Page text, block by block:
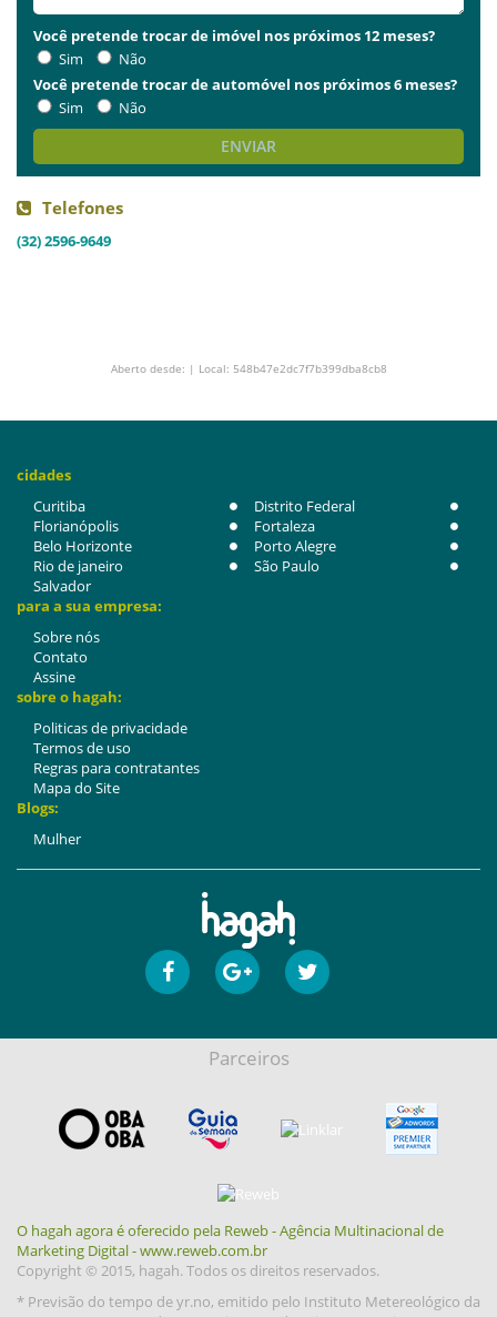
Você pretende trocar de imóvel nos próximos 12 meses?
Sim
Não
Você pretende trocar de automóvel nos próximos 6 meses?
Sim
Não
ENVIAR
Telefones
(32) 2596-9649
Aberto desde: | Local: 548b47e2dc7f7b399dba8cb8
cidades
Curitiba
Distrito Federal
Florianópolis
Fortaleza
Belo Horizonte
Porto Alegre
Rio de janeiro
São Paulo
Salvador
para a sua empresa:
Sobre nós
Contato
Assine
sobre o hagah:
Politicas de privacidade
Termos de uso
Regras para contratantes
Mapa do Site
Blogs:
Mulher
Parceiros
O hagah agora é oferecido pela Reweb - Agência Multinacional de
Marketing Digital - www.reweb.com.br
Copyright © 2015, hagah. Todos os direitos reservados.
* Previsão do tempo de yr.no, emitido pelo Instituto Metereológico da